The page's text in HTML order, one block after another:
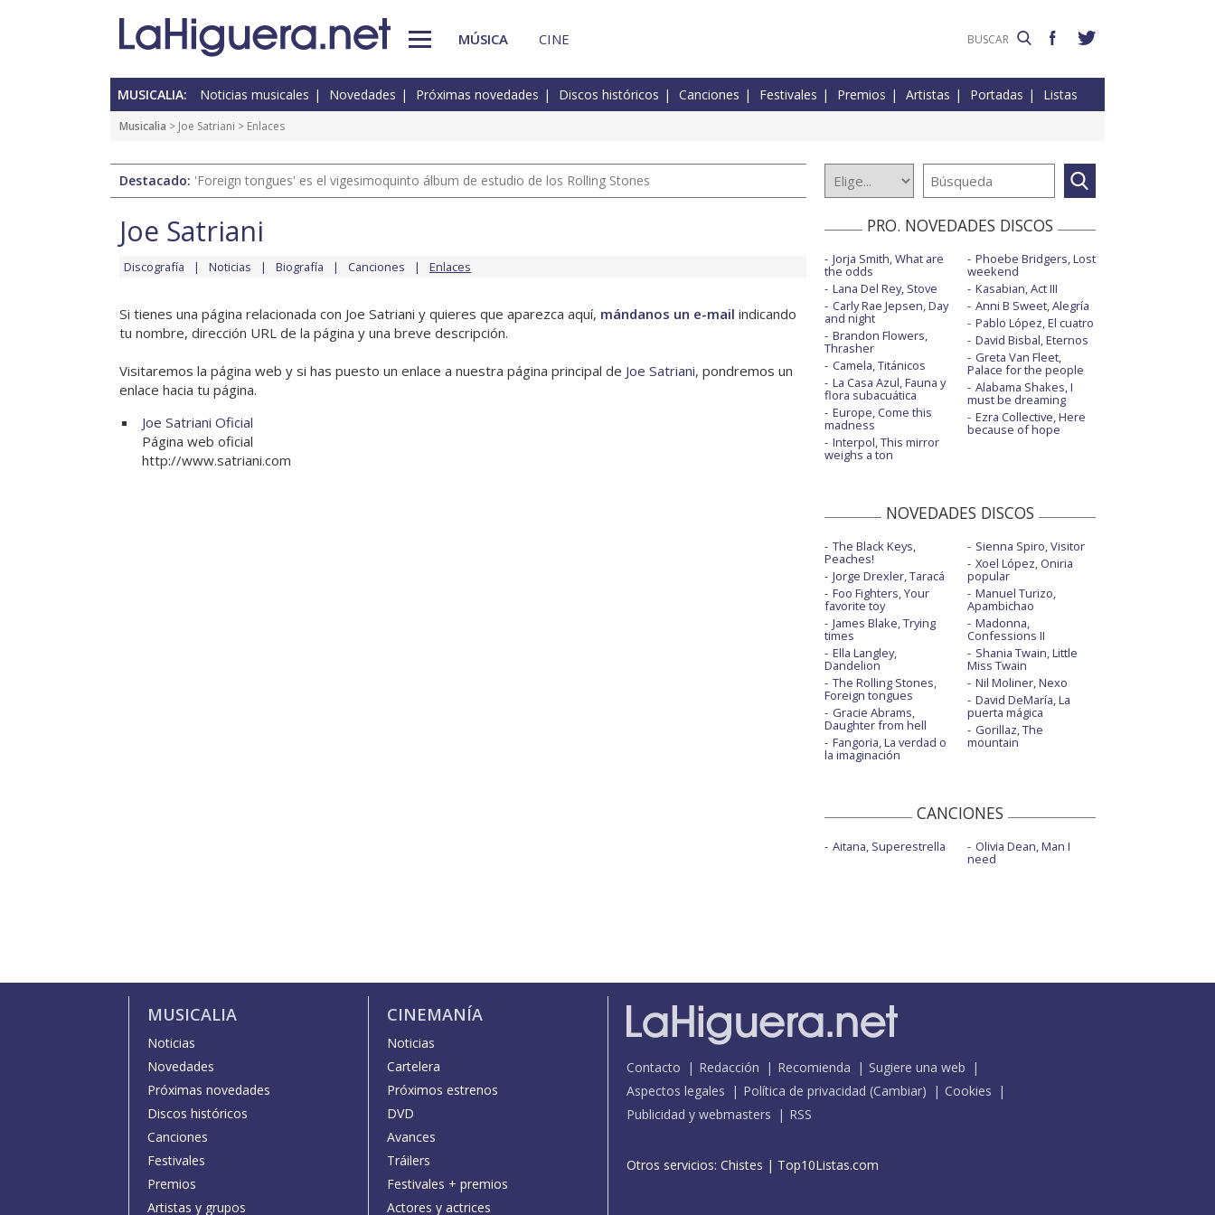
MÚSICA CINE
MUSICALIA: Noticias musicales Novedades Próximas novedades Discos históricos Canciones Festivales Premios Artistas Portadas Listas
Musicalia > Joe Satriani > Enlaces
Destacado: 'Foreign tongues' es el vigesimoquinto álbum de estudio de los Rolling Stones
Joe Satriani
Discografía Noticias Biografía Canciones Enlaces
Si tienes una página relacionada con Joe Satriani y quieres que aparezca aquí, mándanos un e-mail indicando
tu nombre, dirección URL de la página y una breve descripción.
Visitaremos la página web y si has puesto un enlace a nuestra página principal de Joe Satriani, pondremos un
enlace hacia tu página.
Joe Satriani Oficial
Página web oficial
http://www.satriani.com
PRO. NOVEDADES DISCOS
Jorja Smith, What are
the odds
Lana Del Rey, Stove
Carly Rae Jepsen, Day
and night
Brandon Flowers,
Thrasher
Camela, Titánicos
La Casa Azul, Fauna y
flora subacuática
Europe, Come this
madness
Interpol, This mirror
weighs a ton
Phoebe Bridgers, Lost
weekend
Kasabian, Act III
Anni B Sweet, Alegría
Pablo López, El cuatro
David Bisbal, Eternos
Greta Van Fleet,
Palace for the people
Alabama Shakes, I
must be dreaming
Ezra Collective, Here
because of hope
NOVEDADES DISCOS
The Black Keys,
Peaches!
Jorge Drexler, Taracá
Foo Fighters, Your
favorite toy
James Blake, Trying
times
Ella Langley,
Dandelion
The Rolling Stones,
Foreign tongues
Gracie Abrams,
Daughter from hell
Fangoria, La verdad o
la imaginación
Sienna Spiro, Visitor
Xoel López, Oniria
popular
Manuel Turizo,
Apambichao
Madonna,
Confessions II
Shania Twain, Little
Miss Twain
Nil Moliner, Nexo
David DeMaría, La
puerta mágica
Gorillaz, The
mountain
CANCIONES
Aitana, Superestrella Olivia Dean, Man I
need
MUSICALIA
Noticias
Novedades
Próximas novedades
Discos históricos
Canciones
Festivales
Premios
Artistas y grupos
CINEMANÍA
Noticias
Cartelera
Próximos estrenos
DVD
Avances
Tráilers
Festivales + premios
Actores y actrices
Contacto Redacción Recomienda
Sugiere una web
Aspectos legales
Política de privacidad (Cambiar)
Cookies
Publicidad y webmasters
RSS
Otros servicios: Chistes | Top10Listas.com